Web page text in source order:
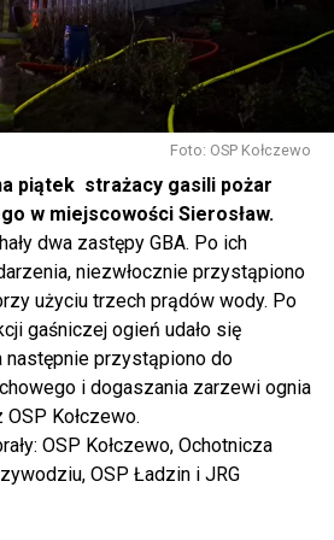
dzisiaj w Wolinie. Często to
Wolin, na wyspie Uznam, Polska
się tutaj zaczyna.
rządu Prawa i Sprawiedliwości,
dzisiaj byłby w sferze
Ważny tutaj był wkład
PiS podjął w tej sprawie
Powstał dzięki ogromnej
Pani Premier Beaty Szydło,
Mateusza Morawieckiego.
Panu Premierowi za to jak
tej inwestycji. Cieszymy
korzystają z tunelu, cieszymy się,
samochodów, które
tunelem w Świnoujściu,
tak wielu turystów z zagranicy
PiS Joachim Brudziński w
Foto: OSP Kołczewo
piątek strażacy gasili pożar
w miejscowości Sierosław.
dwa zastępy GBA. Po ich
niezwłocznie przystąpiono
użyciu trzech prądów wody. Po
gaśniczej ogień udało się
następnie przystąpiono do
i dogaszania zarzewi ognia
Kołczewo.
OSP Kołczewo, Ochotnicza
OSP Ładzin i JRG